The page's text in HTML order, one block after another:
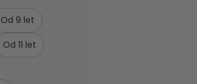
Od 9 let
Od 11 let